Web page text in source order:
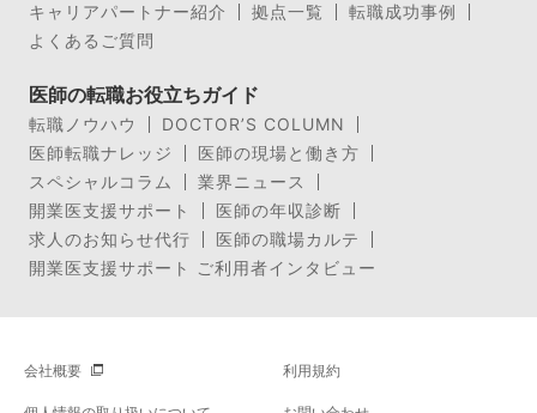
キャリアパートナー紹介
拠点一覧
転職成功事例
よくあるご質問
医師の転職お役立ちガイド
転職ノウハウ
DOCTOR’S COLUMN
医師転職ナレッジ
医師の現場と働き方
スペシャルコラム
業界ニュース
開業医支援サポート
医師の年収診断
求人のお知らせ代行
医師の職場カルテ
開業医支援サポート ご利用者インタビュー
会社概要 利用規約